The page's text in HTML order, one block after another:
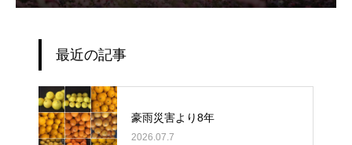
最近の記事
豪雨災害より8年
2026.07.7